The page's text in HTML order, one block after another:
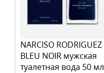
NARCISO RODRIGUEZ
BLEU NOIR мужская
туалетная вода 50 мл